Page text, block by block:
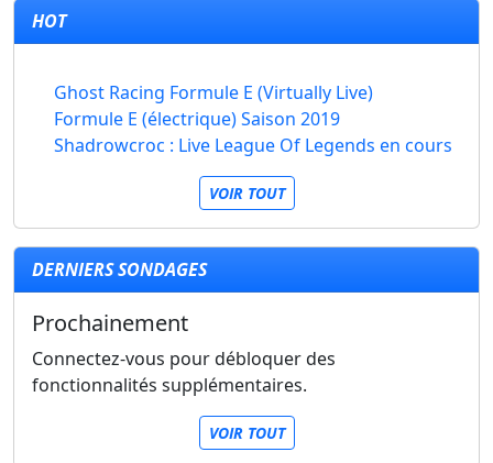
HOT
Ghost Racing Formule E (Virtually Live)
Formule E (électrique) Saison 2019
Shadrowcroc : Live League Of Legends en cours
VOIR TOUT
DERNIERS SONDAGES
Prochainement
Connectez-vous pour débloquer des
fonctionnalités supplémentaires.
VOIR TOUT